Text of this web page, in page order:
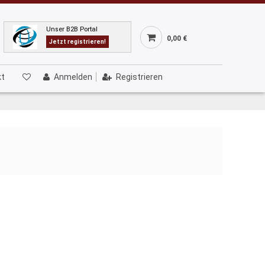
Unser B2B Portal
Jetzt registrieren! 0,00 €
Anmelden Registrieren